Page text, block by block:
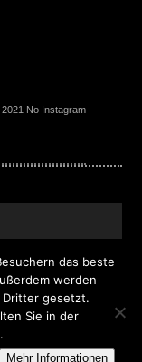
No Instagram
|
das beste
werden
Dritter gesetzt.
Sie in der
Mehr Informationen